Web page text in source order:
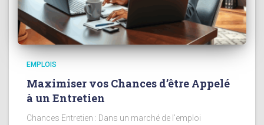
EMPLOIS
Maximiser vos Chances d’être Appelé
à un Entretien
Chances Entretien : Dans un marché de l’emploi